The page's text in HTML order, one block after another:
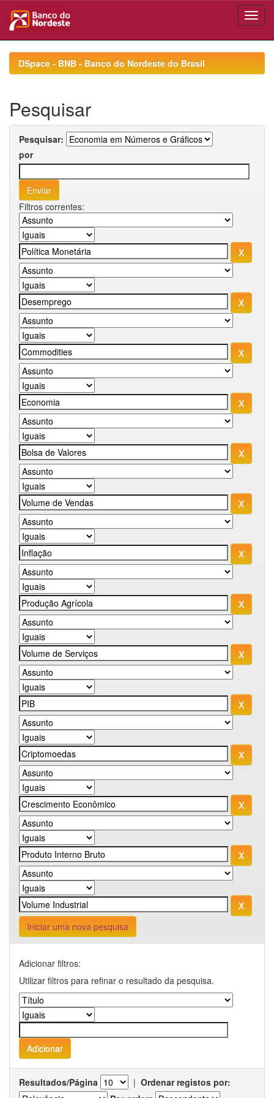
navigationDSpace - BNB - Banco do Nordeste do Brasil
Pesquisar
Pesquisar:
por
Filtros correntes:
Iniciar uma nova pesquisa
Adicionar filtros:
Utilizar filtros para refinar o resultado da pesquisa.
Resultados/Página | Ordenar registos por: